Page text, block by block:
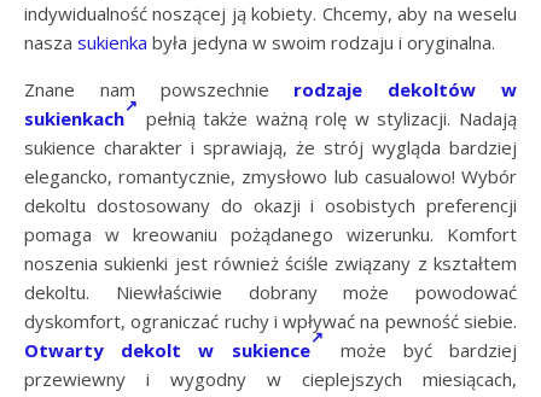
indywidualność noszącej ją kobiety. Chcemy, aby na weselu
nasza sukienka była jedyna w swoim rodzaju i oryginalna.
Znane nam powszechnie
rodzaje dekoltów w
sukienkach
pełnią także ważną rolę w stylizacji. Nadają
sukience charakter i sprawiają, że strój wygląda bardziej
elegancko, romantycznie, zmysłowo lub casualowo! Wybór
dekoltu dostosowany do okazji i osobistych preferencji
pomaga w kreowaniu pożądanego wizerunku. Komfort
noszenia sukienki jest również ściśle związany z kształtem
dekoltu. Niewłaściwie dobrany może powodować
dyskomfort, ograniczać ruchy i wpływać na pewność siebie.
Otwarty dekolt w sukience
może być bardziej
przewiewny i wygodny w cieplejszych miesiącach,